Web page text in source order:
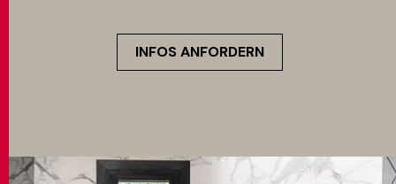
INFOS ANFORDERN